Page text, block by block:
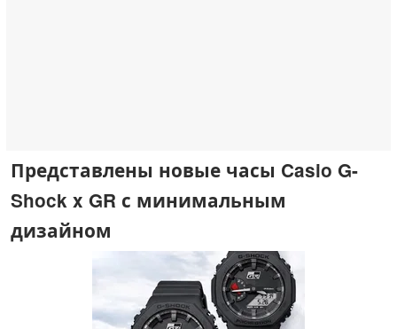
Представлены новые часы Casio G-
Shock x GR с минимальным
дизайном